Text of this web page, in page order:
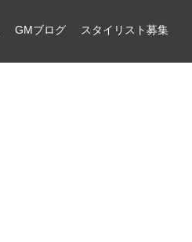
GMブログ スタイリスト募集